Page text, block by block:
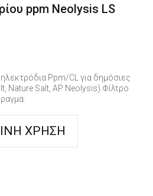
ppm Neolysis LS
Ppm/CL για δημόσιες
Nature Salt, AP Neolysis).Φίλτρο
ΧΡΉΣΗ